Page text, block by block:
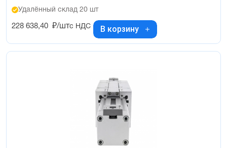
Удалённый склад 20 шт
228 638,40 ₽/штс НДС В корзину